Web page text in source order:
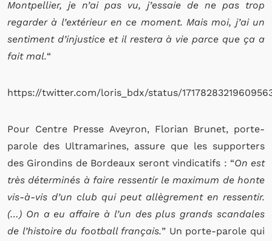
Montpellier, je n’ai pas vu, j’essaie de ne pas trop
regarder à l’extérieur en ce moment. Mais moi, j’ai un
sentiment d’injustice et il restera à vie parce que ça a
fait mal.“
https://twitter.com/loris_bdx/status/
Pour Centre Presse Aveyron, Florian Brunet, porte-
parole des Ultramarines, assure que les supporters
des Girondins de Bordeaux seront vindicatifs : “On est
très déterminés à faire ressentir le maximum de honte
vis-à-vis d’un club qui peut allègrement en ressentir.
(…) On a eu affaire à l’un des plus grands scandales
de l’histoire du football français.” Un porte-parole qui